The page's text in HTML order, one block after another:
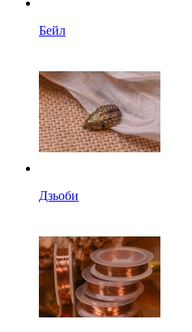
Бейл
Дзьоби